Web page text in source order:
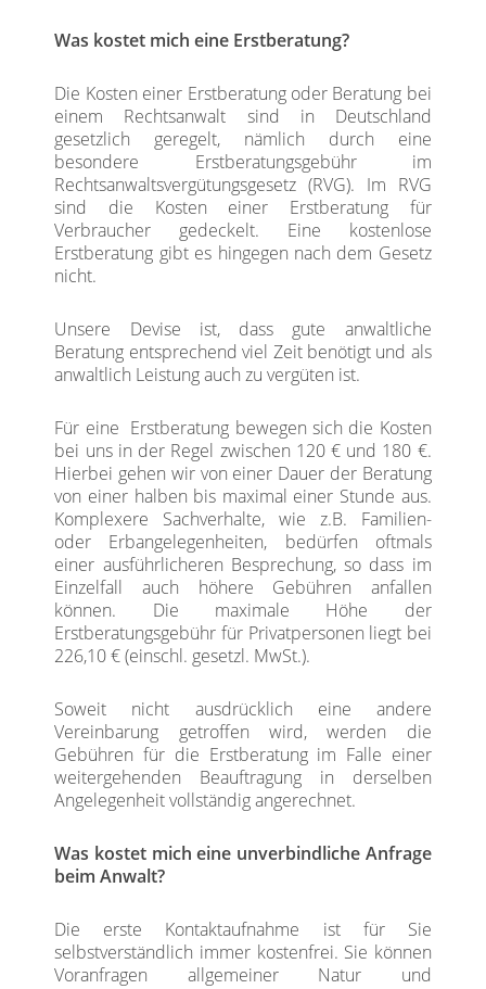
Was kostet mich eine Erstberatung?
Die Kosten einer Erstberatung oder Beratung bei
einem Rechtsanwalt sind in Deutschland
gesetzlich geregelt, nämlich durch eine
besondere Erstberatungsgebühr im
Rechtsanwaltsvergütungsgesetz (RVG). Im RVG
sind die Kosten einer Erstberatung für
Verbraucher gedeckelt. Eine kostenlose
Erstberatung gibt es hingegen nach dem Gesetz
nicht.
Unsere Devise ist, dass gute anwaltliche
Beratung entsprechend viel Zeit benötigt und als
anwaltlich Leistung auch zu vergüten ist.
Für eine Erstberatung bewegen sich die Kosten
bei uns in der Regel zwischen 120 € und 180 €.
Hierbei gehen wir von einer Dauer der Beratung
von einer halben bis maximal einer Stunde aus.
Komplexere Sachverhalte, wie z.B. Familien-
oder Erbangelegenheiten, bedürfen oftmals
einer ausführlicheren Besprechung, so dass im
Einzelfall auch höhere Gebühren anfallen
können. Die maximale Höhe der
Erstberatungsgebühr für Privatpersonen liegt bei
226,10 € (einschl. gesetzl. MwSt.).
Soweit nicht ausdrücklich eine andere
Vereinbarung getroffen wird, werden die
Gebühren für die Erstberatung im Falle einer
weitergehenden Beauftragung in derselben
Angelegenheit vollständig angerechnet.
Was kostet mich eine unverbindliche Anfrage
beim Anwalt?
Die erste Kontaktaufnahme ist für Sie
selbstverständlich immer kostenfrei. Sie können
Voranfragen allgemeiner Natur und